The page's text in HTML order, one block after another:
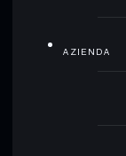
AZIENDA